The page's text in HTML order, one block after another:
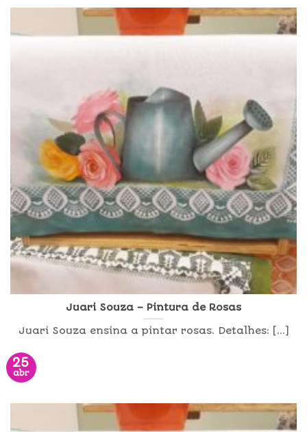
Juari Souza – Pintura de Rosas
Juari Souza ensina a pintar rosas. Detalhes: [...]
25
abr